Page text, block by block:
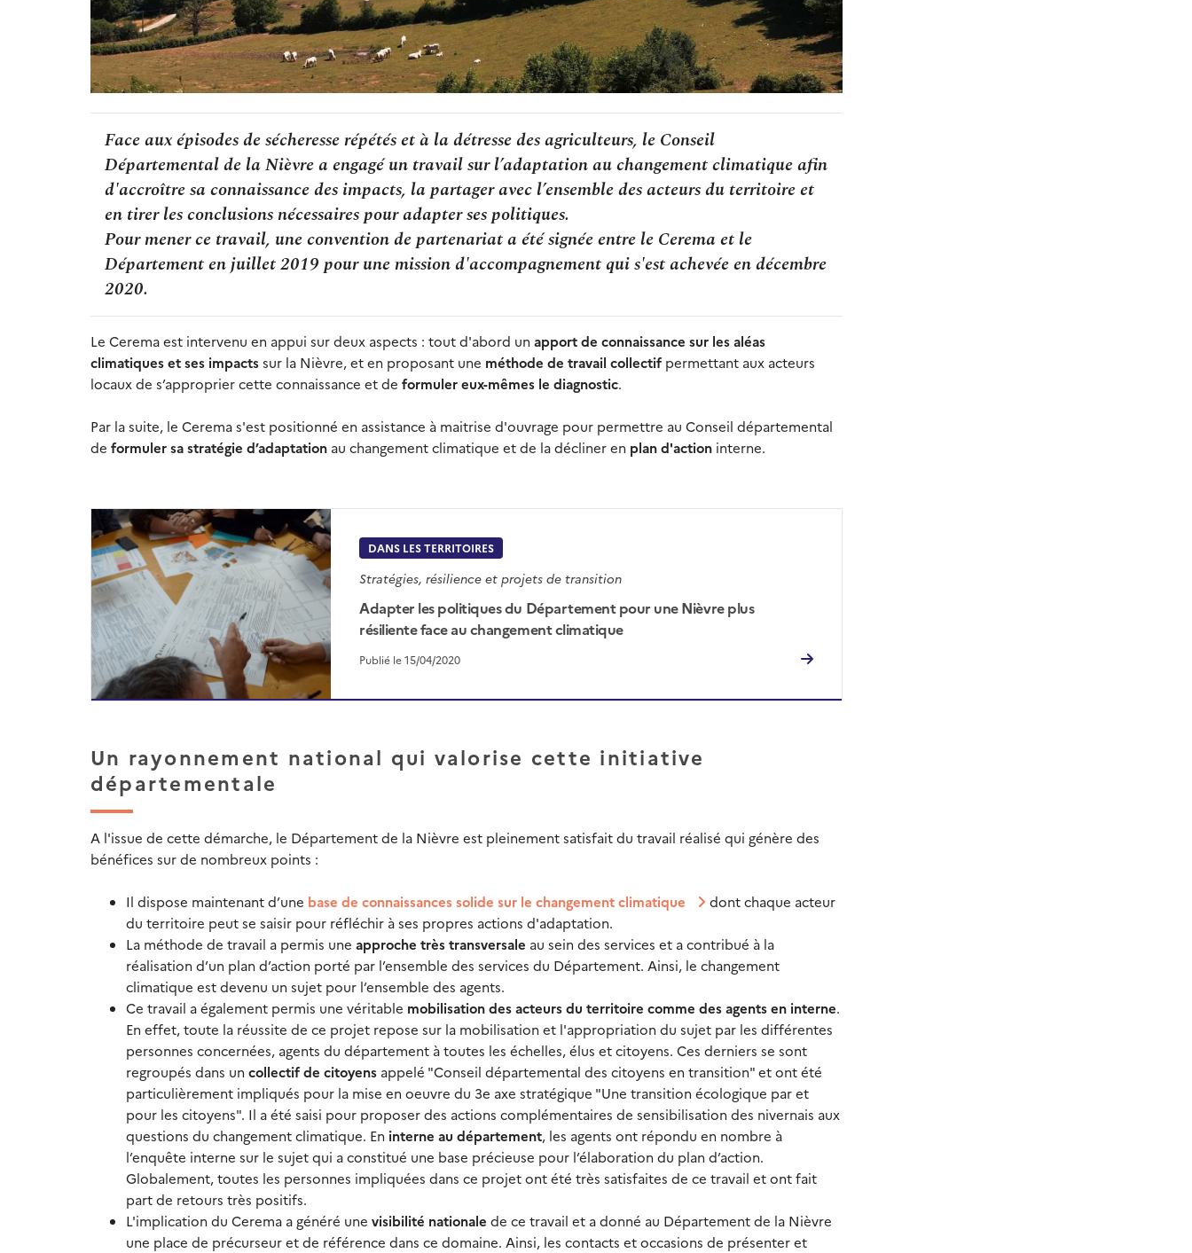
Face aux épisodes de sécheresse répétés et à la détresse des agriculteurs, le Conseil
Départemental de la Nièvre a engagé un travail sur l’adaptation au changement climatique afin
d'accroître sa connaissance des impacts, la partager avec l’ensemble des acteurs du territoire et
en tirer les conclusions nécessaires pour adapter ses politiques.
Pour mener ce travail, une convention de partenariat a été signée entre le Cerema et le
Département en juillet 2019 pour une mission d'accompagnement qui s'est achevée en décembre
2020.
Le Cerema est intervenu en appui sur deux aspects : tout d'abord un apport de connaissance sur les aléas
climatiques et ses impactssur la Nièvre, et en proposant une méthode de travail collectifpermettant aux acteurs
locaux de s’approprier cette connaissance et de formuler eux-mêmes le diagnostic.
Par la suite, le Cerema s'est positionné en assistance à maitrise d'ouvrage pour permettre au Conseil départemental
de formuler sa stratégie d’adaptation au changement climatique et de la décliner en plan d'action interne.
DANS LES TERRITOIRES
Stratégies, résilience et projets de transition
Adapter les politiques du Département pour une Nièvre plus
résiliente face au changement climatique
Publié le 15/04/2020
Un rayonnement national qui valorise cette initiative
départementale
A l'issue de cette démarche, le Département de la Nièvre est pleinement satisfait du travail réalisé qui génère des
bénéfices sur de nombreux points :
Il dispose maintenant d’une base de connaissances solide sur le changement climatique
dont chaque acteur
du territoire peut se saisir pour réfléchir à ses propres actions d'adaptation.
La méthode de travail a permis une approche très transversale au sein des services et a contribué à la
réalisation d’un plan d’action porté par l’ensemble des services du Département. Ainsi, le changement
climatique est devenu un sujet pour l’ensemble des agents.
Ce travail a également permis une véritable mobilisation des acteurs du territoire comme des agents en interne.
En effet, toute la réussite de ce projet repose sur la mobilisation et l'appropriation du sujet par les différentes
personnes concernées, agents du département à toutes les échelles, élus et citoyens. Ces derniers se sont
regroupés dans un collectif de citoyens appelé "Conseil départemental des citoyens en transition" et ont été
particulièrement impliqués pour la mise en oeuvre du 3e axe stratégique "Une transition écologique par et
pour les citoyens". Il a été saisi pour proposer des actions complémentaires de sensibilisation des nivernais aux
questions du changement climatique. En interne au département, les agents ont répondu en nombre à
l’enquête interne sur le sujet qui a constitué une base précieuse pour l’élaboration du plan d’action.
Globalement, toutes les personnes impliquées dans ce projet ont été très satisfaites de ce travail et ont fait
part de retours très positifs.
L'implication du Cerema a généré une visibilité nationale de ce travail et a donné au Département de la Nièvre
une place de précurseur et de référence dans ce domaine. Ainsi, les contacts et occasions de présenter et